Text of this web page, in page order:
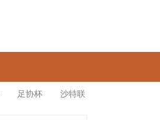
足协杯 沙特联